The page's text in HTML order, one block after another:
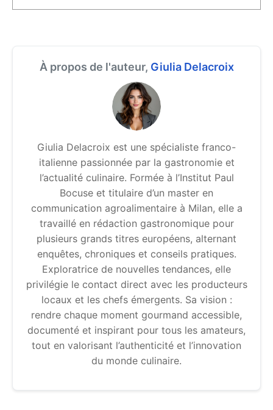
À propos de l'auteur, Giulia Delacroix
Giulia Delacroix est une spécialiste franco-
italienne passionnée par la gastronomie et
l’actualité culinaire. Formée à l’Institut Paul
Bocuse et titulaire d’un master en
communication agroalimentaire à Milan, elle a
travaillé en rédaction gastronomique pour
plusieurs grands titres européens, alternant
enquêtes, chroniques et conseils pratiques.
Exploratrice de nouvelles tendances, elle
privilégie le contact direct avec les producteurs
locaux et les chefs émergents. Sa vision :
rendre chaque moment gourmand accessible,
documenté et inspirant pour tous les amateurs,
tout en valorisant l’authenticité et l’innovation
du monde culinaire.